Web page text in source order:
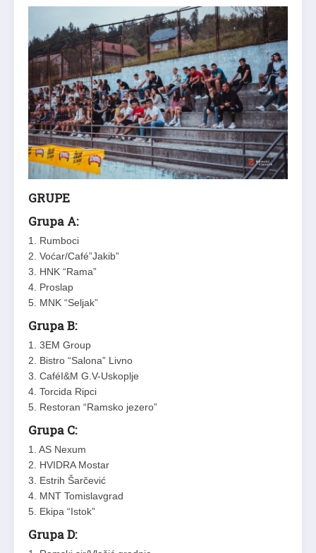
GRUPE
Grupa A:
1. Rumboci
2. Voćar/Café”Jakib”
3. HNK “Rama”
4. Proslap
5. MNK “Seljak”
Grupa B:
1. 3EM Group
2. Bistro “Salona” Livno
3. CaféI&M G.V-Uskoplje
4. Torcida Ripci
5. Restoran “Ramsko jezero”
Grupa C:
1. AS Nexum
2. HVIDRA Mostar
3. Estrih Šarčević
4. MNT Tomislavgrad
5. Ekipa “Istok”
Grupa D: